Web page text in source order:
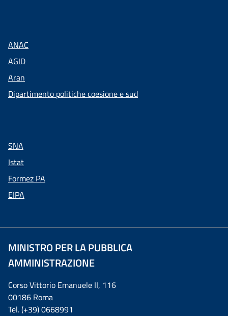
ANAC
AGID
Aran
Dipartimento politiche coesione e sud
SNA
Istat
Formez PA
EIPA
MINISTRO PER LA PUBBLICA
AMMINISTRAZIONE
Corso Vittorio Emanuele II, 116
00186 Roma
Tel. (+39) 0668991